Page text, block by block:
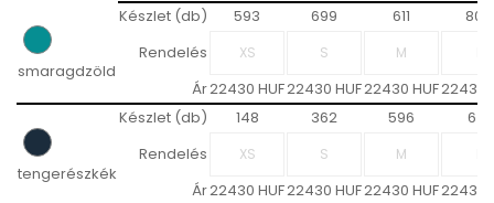
smaragdzöld
Készlet (db) 593 699 611
809
Rendelés
Ár22430 HUF22430 HUF22430 HUF22430
tengerészkék
Készlet (db) 148 362 596
641
Rendelés
Ár22430 HUF22430 HUF22430 HUF22430